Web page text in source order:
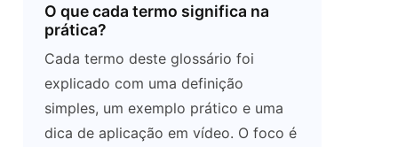
O que cada termo significa na
prática?
Cada termo deste glossário foi
explicado com uma definição
simples, um exemplo prático e uma
dica de aplicação em vídeo. O foco é